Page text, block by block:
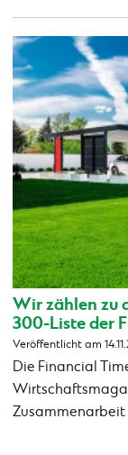
Wir zählen zu
300-Liste der
Veröffentlicht am
Die Financial
Zusammenarbeit